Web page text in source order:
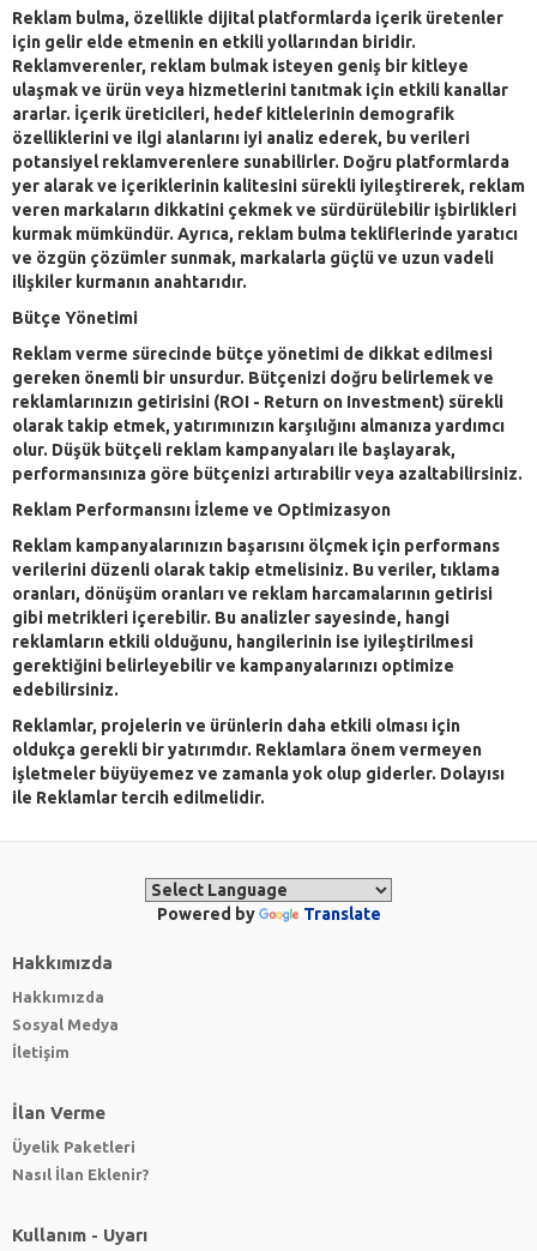
Reklam bulma, özellikle dijital platformlarda içerik üretenler
için gelir elde etmenin en etkili yollarından biridir.
Reklamverenler, reklam bulmak isteyen geniş bir kitleye
ulaşmak ve ürün veya hizmetlerini tanıtmak için etkili kanallar
ararlar. İçerik üreticileri, hedef kitlelerinin demografik
özelliklerini ve ilgi alanlarını iyi analiz ederek, bu verileri
potansiyel reklamverenlere sunabilirler. Doğru platformlarda
yer alarak ve içeriklerinin kalitesini sürekli iyileştirerek, reklam
veren markaların dikkatini çekmek ve sürdürülebilir işbirlikleri
kurmak mümkündür. Ayrıca, reklam bulma tekliflerinde yaratıcı
ve özgün çözümler sunmak, markalarla güçlü ve uzun vadeli
ilişkiler kurmanın anahtarıdır.
Bütçe Yönetimi
Reklam verme sürecinde bütçe yönetimi de dikkat edilmesi
gereken önemli bir unsurdur. Bütçenizi doğru belirlemek ve
reklamlarınızın getirisini (ROI - Return on Investment) sürekli
olarak takip etmek, yatırımınızın karşılığını almanıza yardımcı
olur. Düşük bütçeli reklam kampanyaları ile başlayarak,
performansınıza göre bütçenizi artırabilir veya azaltabilirsiniz.
Reklam Performansını İzleme ve Optimizasyon
Reklam kampanyalarınızın başarısını ölçmek için performans
verilerini düzenli olarak takip etmelisiniz. Bu veriler, tıklama
oranları, dönüşüm oranları ve reklam harcamalarının getirisi
gibi metrikleri içerebilir. Bu analizler sayesinde, hangi
reklamların etkili olduğunu, hangilerinin ise iyileştirilmesi
gerektiğini belirleyebilir ve kampanyalarınızı optimize
edebilirsiniz.
Reklamlar, projelerin ve ürünlerin daha etkili olması için
oldukça gerekli bir yatırımdır. Reklamlara önem vermeyen
işletmeler büyüyemez ve zamanla yok olup giderler. Dolayısı
ile Reklamlar tercih edilmelidir.
Powered by Translate
Hakkımızda
Hakkımızda
Sosyal Medya
İletişim
İlan Verme
Üyelik Paketleri
Nasıl İlan Eklenir?
Kullanım - Uyarı